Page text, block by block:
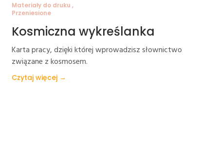
Materiały do druku ,
Przeniesione
Kosmiczna wykreślanka
Karta pracy, dzięki której wprowadzisz słownictwo
związane z kosmosem.
Czytaj więcej →